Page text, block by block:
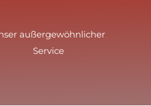
außergewöhnlicher
Service